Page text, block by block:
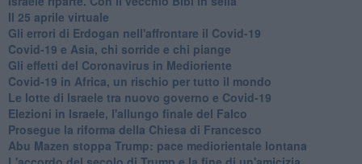
Il 25 aprile virtuale
Gli errori di Erdogan nell'affrontare il Covid-19
Covid-19 e Asia, chi sorride e chi piange
Gli effetti del Coronavirus in Medioriente
Covid-19 in Africa, un rischio per tutto il mondo
Le lotte di Israele tra nuovo governo e Covid-19
Elezioni in Israele, l'allungo finale del Falco
Prosegue la riforma della Chiesa di Francesco
Abu Mazen stoppa Trump: pace mediorientale lontana